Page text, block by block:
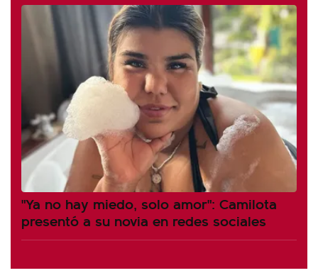
"Ya no hay miedo, solo amor": Camilota
presentó a su novia en redes sociales